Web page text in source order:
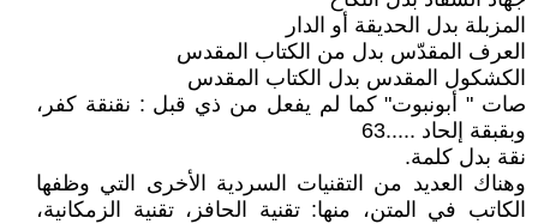
المزبلة بدل الحديقة أو الدار
العرف المقدّس بدل من الكتاب المقدس
الكشكول المقدس بدل الكتاب المقدس
صات " أبونبوت" كما لم يفعل من ذي قبل : نقنقة كفر،
وبقبقة إلحاد .....63
نقة بدل كلمة.
وهناك العديد من التقنيات السردية الأخرى التي وظفها
الكاتب في المتن، منها: تقنية الحافز، تقنية الزمكانية،